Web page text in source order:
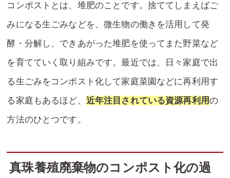
コンポストとは、堆肥のことです。捨ててしまえばご
みになる生ごみなどを、微生物の働きを活用して発
酵・分解し、できあがった堆肥を使ってまた野菜など
を育てていく取り組みです。最近では、日々家庭で出
る生ごみをコンポスト化して家庭菜園などに再利用す
る家庭もあるほど、 近年注目されている資源再利用の
方法のひとつです。
真珠養殖廃棄物のコンポスト化の過